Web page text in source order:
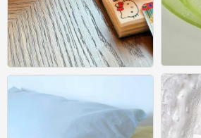
ins风壁纸
0
ins风壁纸